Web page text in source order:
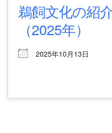
鵜飼文化の紹
（2025年）
2025年10月13日